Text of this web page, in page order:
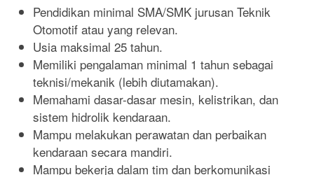
Pendidikan minimal SMA/SMK jurusan Teknik
Otomotif atau yang relevan.
Usia maksimal 25 tahun.
Memiliki pengalaman minimal 1 tahun sebagai
teknisi/mekanik (lebih diutamakan).
Memahami dasar-dasar mesin, kelistrikan, dan
sistem hidrolik kendaraan.
Mampu melakukan perawatan dan perbaikan
kendaraan secara mandiri.
Mampu bekerja dalam tim dan berkomunikasi